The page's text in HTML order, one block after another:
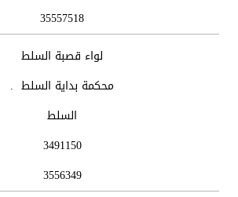
35557518
لواء قصبة السلط
محكمة بداية السلط .
السلط
3491150
3556349